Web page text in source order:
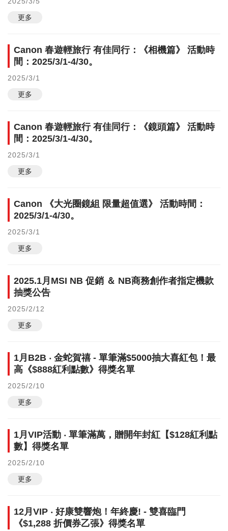
更多
Canon 春遊輕旅行 有佳同行：《相機篇》 活動時
間：2025/3/1-4/30。
2025/3/1
更多
Canon 春遊輕旅行 有佳同行：《鏡頭篇》 活動時
間：2025/3/1-4/30。
2025/3/1
更多
Canon 《大光圈鏡組 限量超值選》 活動時間：
2025/3/1-4/30。
2025/3/1
更多
2025.1月MSI NB 促銷 ＆ NB商務創作者指定機款
抽獎公告
2025/2/12
更多
1月B2B ‧ 金蛇賀禧 - 單筆滿$5000抽大喜紅包！最
高《$888紅利點數》得獎名單
2025/2/10
更多
1月VIP活動 ‧ 單筆滿萬，贈開年封紅【$128紅利點
數】得獎名單
2025/2/10
更多
12月VIP ‧ 好康雙響炮！年終慶! - 雙喜臨門
《$1,288 折價券乙張》得獎名單